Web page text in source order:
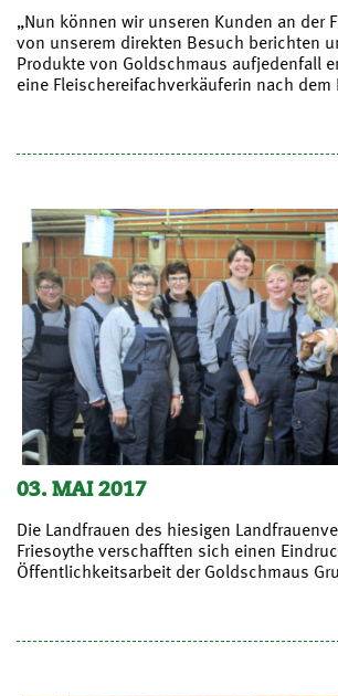
„Nun können wir unseren Kunden an der
von unserem direkten Besuch berichten
Produkte von Goldschmaus aufjedenfall
eine Fleischereifachverkäuferin nach dem
03. MAI 2017
Die Landfrauen des hiesigen
Friesoythe verschafften sich einen
Öffentlichkeitsarbeit der Goldschmaus